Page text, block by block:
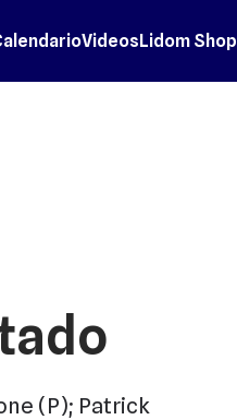
VideosLidom Shop
(P); Patrick